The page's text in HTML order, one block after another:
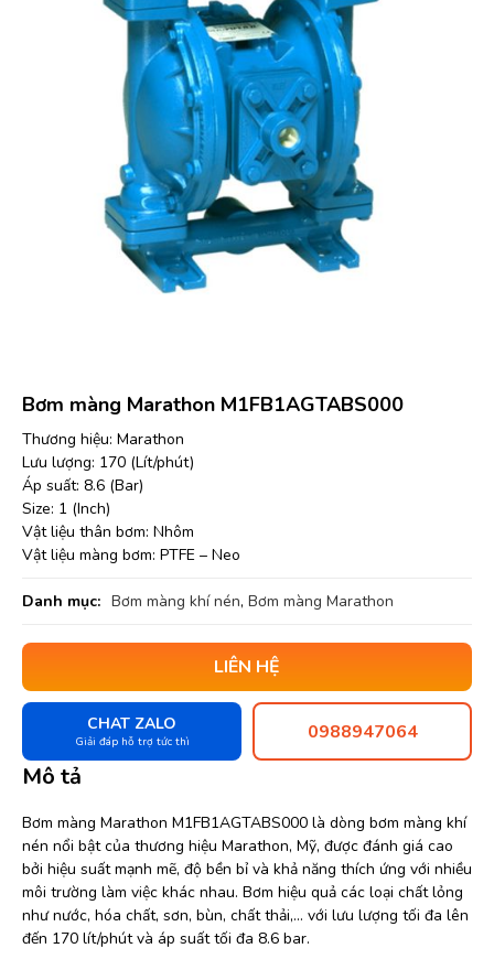
Bơm màng Marathon M1FB1AGTABS000
Thương hiệu: Marathon
Lưu lượng: 170 (Lít/phút)
Áp suất: 8.6 (Bar)
Size: 1 (Inch)
Vật liệu thân bơm: Nhôm
Vật liệu màng bơm: PTFE – Neo
Danh mục: Bơm màng khí nén, Bơm màng Marathon
LIÊN HỆ
CHAT ZALO
Giải đáp hỗ trợ tức thì 0988947064
Mô tả
Bơm màng Marathon M1FB1AGTABS000 là dòng bơm màng khí
nén nổi bật của thương hiệu Marathon, Mỹ, được đánh giá cao
bởi hiệu suất mạnh mẽ, độ bền bỉ và khả năng thích ứng với nhiều
môi trường làm việc khác nhau. Bơm hiệu quả các loại chất lỏng
như nước, hóa chất, sơn, bùn, chất thải,… với lưu lượng tối đa lên
đến 170 lít/phút và áp suất tối đa 8.6 bar.